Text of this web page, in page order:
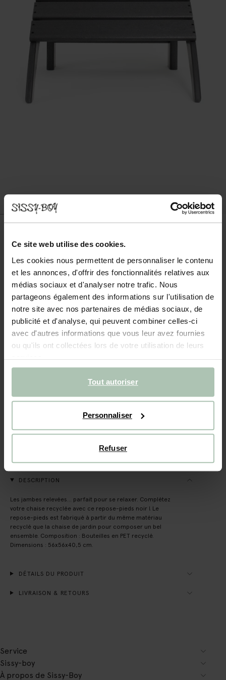
Ce site web utilise des cookies.
Les cookies nous permettent de personnaliser le contenu
et les annonces, d'offrir des fonctionnalités relatives aux
médias sociaux et d'analyser notre trafic. Nous
partageons également des informations sur l'utilisation de
notre site avec nos partenaires de médias sociaux, de
publicité et d'analyse, qui peuvent combiner celles-ci
avec d'autres informations que vous leur avez fournies
ou qu'ils ont collectées lors de votre utilisation de leurs
services.
Tout autoriser
Personnaliser
Refuser
Taille sélectionnée: Onesize
Délai de rétractation de 14 jours
DESCRIPTION
Les jambes relevées... parfait pour se relaxer. Complétez
votre chaise recyclée avec ce repose-pieds noir ! Le
repose-pieds est fabriqué à partir du même matériau
recyclé que la chaise de jardin pour composer un bel
ensemble. Composition : Bouteilles en PET recyclé.
Dimensions : 56x56x40,5 cm.
DÉTAILS DU PRODUIT
LIVRAISON & RETOURS
Service
Sissy-boy
À propos de Sissy-Boy